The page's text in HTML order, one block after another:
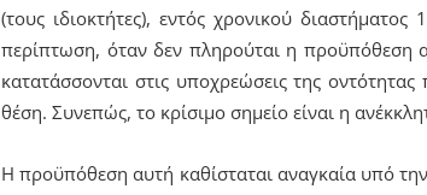
(τους ιδιοκτήτες), εντός χρονικού
περίπτωση, όταν δεν πληρούται η προϋπόθεση
κατατάσσονται στις υποχρεώσεις της
θέση. Συνεπώς, το κρίσιμο σημείο είναι η
Η προϋπόθεση αυτή καθίσταται αναγκαία υπό